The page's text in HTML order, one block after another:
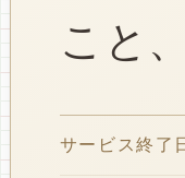
こと
サービス終了